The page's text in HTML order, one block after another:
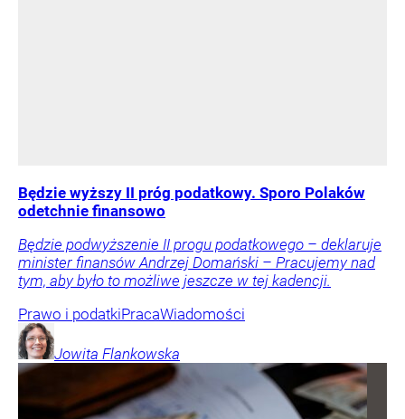
Będzie wyższy II próg podatkowy. Sporo Polaków
odetchnie finansowo
Będzie podwyższenie II progu podatkowego – deklaruje
minister finansów Andrzej Domański – Pracujemy nad
tym, aby było to możliwe jeszcze w tej kadencji.
Prawo i podatkiPracaWiadomości
Jowita Flankowska